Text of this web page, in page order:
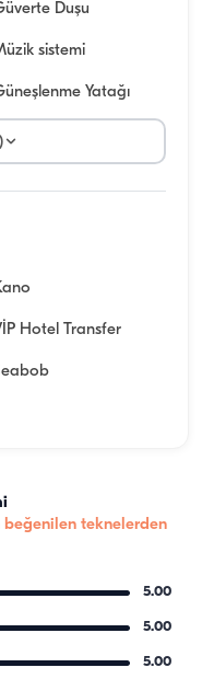
Duşu
sistemi
Yatağı
Hotel Transfer
beğenilen teknelerden
5.00
5.00
5.00